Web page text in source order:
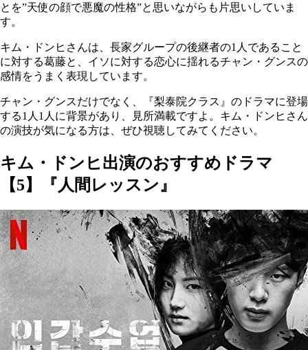
とを”天使の顔で悪魔の性格”と思いながらも片思いしていま
す。
キム・ドンヒさんは、長家グループの後継者の1人であること
に対する葛藤と、イソに対する恋心に揺れるチャン・グンスの
感情をうまく表現しています。
チャン・グンスだけでなく、『梨泰院クラス』のドラマに登場
する1人1人に背景があり、見所満載ですよ。キム・ドンヒさん
の演技が気になる方は、ぜひ視聴してみてください。
キム・ドンヒ出演のおすすめドラマ
【5】『人間レッスン』